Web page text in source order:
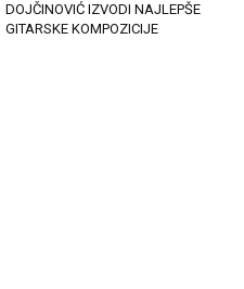
DOJČINOVIĆ IZVODI NAJLEPŠE
GITARSKE KOMPOZICIJE